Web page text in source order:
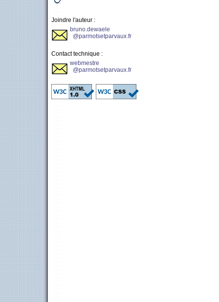
Joindre l'auteur :
bruno.dewaele
@parmotsetparvaux.fr
Contact technique :
webmestre
@parmotsetparvaux.fr